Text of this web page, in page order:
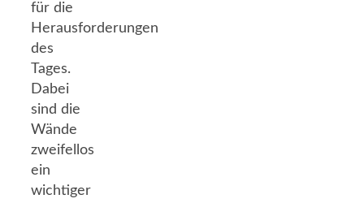
für die
Herausforderungen
des
Tages.
Dabei
sind die
Wände
zweifellos
ein
wichtiger